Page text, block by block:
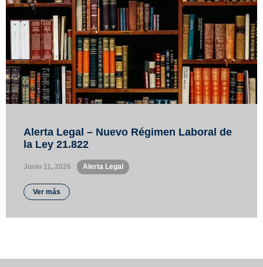
Alerta Legal – Nuevo Régimen Laboral de
la Ley 21.822
Junio 11, 2026 Alerta Legal
Ver más